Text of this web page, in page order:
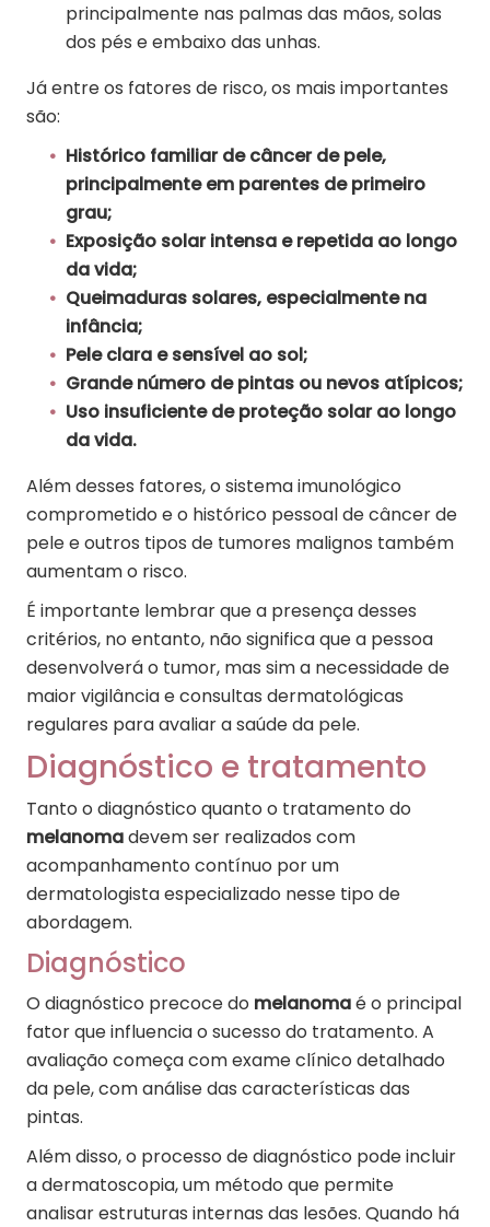
principalmente nas palmas das mãos, solas
dos pés e embaixo das unhas.
Já entre os fatores de risco, os mais importantes
são:
Histórico familiar de câncer de pele,
principalmente em parentes de primeiro
grau;
Exposição solar intensa e repetida ao longo
da vida;
Queimaduras solares, especialmente na
infância;
Pele clara e sensível ao sol;
Grande número de pintas ou nevos atípicos;
Uso insuficiente de proteção solar ao longo
da vida.
Além desses fatores, o sistema imunológico
comprometido e o histórico pessoal de câncer de
pele e outros tipos de tumores malignos também
aumentam o risco.
É importante lembrar que a presença desses
critérios, no entanto, não significa que a pessoa
desenvolverá o tumor, mas sim a necessidade de
maior vigilância e consultas dermatológicas
regulares para avaliar a saúde da pele.
Diagnóstico e tratamento
Tanto o diagnóstico quanto o tratamento do
melanomadevem ser realizados com
acompanhamento contínuo por um
dermatologista especializado nesse tipo de
abordagem.
Diagnóstico
O diagnóstico precoce do melanomaé o principal
fator que influencia o sucesso do tratamento. A
avaliação começa com exame clínico detalhado
da pele, com análise das características das
pintas.
Além disso, o processo de diagnóstico pode incluir
a dermatoscopia, um método que permite
analisar estruturas internas das lesões. Quando há